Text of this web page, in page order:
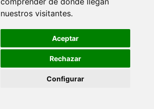
nuestros visitantes.
Aceptar
Rechazar
Configurar